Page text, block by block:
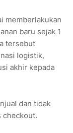
memberlakukan
baru sejak 1
tersebut
logistik,
akhir kepada
dan tidak
checkout.